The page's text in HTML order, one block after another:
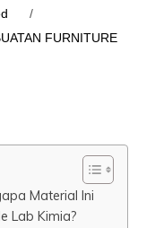
/
FURNITURE
Material Ini
Lab Kimia?